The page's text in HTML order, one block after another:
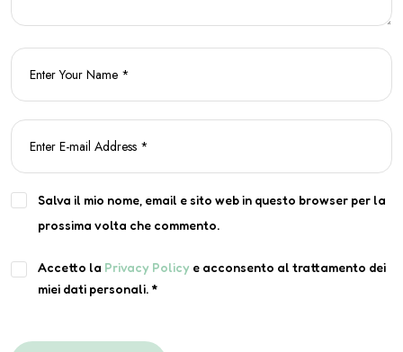
Salva il mio nome, email e sito web in questo browser per la
prossima volta che commento.
Accetto la Privacy Policy e acconsento al trattamento dei
miei dati personali. *